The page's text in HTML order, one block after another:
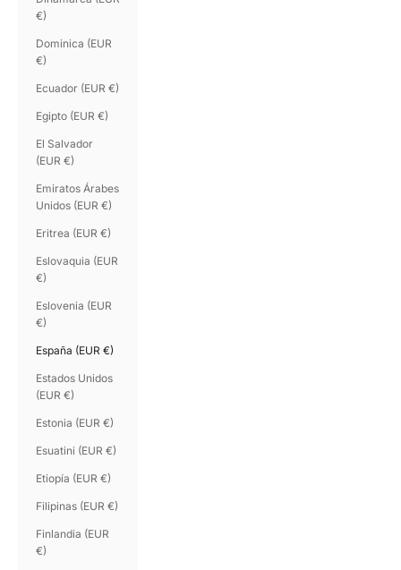
€)
Dominica (EUR
€)
Ecuador (EUR €)
Egipto (EUR €)
El Salvador
(EUR €)
Emiratos Árabes
Unidos (EUR €)
Eritrea (EUR €)
Eslovaquia (EUR
€)
Eslovenia (EUR
€)
España (EUR €)
Estados Unidos
(EUR €)
Estonia (EUR €)
Esuatini (EUR €)
Etiopía (EUR €)
Filipinas (EUR €)
Finlandia (EUR
€)